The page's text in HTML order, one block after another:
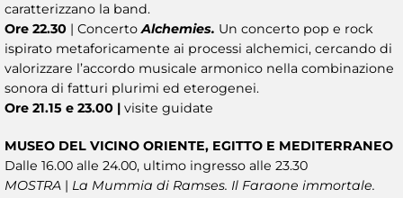
caratterizzano la band.
Ore 22.30 | ConcertoAlchemies. Un concerto pop e rock
ispirato metaforicamente ai processi alchemici, cercando di
valorizzare l’accordo musicale armonico nella combinazione
sonora di fatturi plurimi ed eterogenei.
Ore 21.15 e 23.00 | visite guidate
MUSEO DEL VICINO ORIENTE, EGITTO E MEDITERRANEO
Dalle 16.00 alle 24.00, ultimo ingresso alle 23.30
MOSTRA | La Mummia di Ramses. Il Faraone immortale.